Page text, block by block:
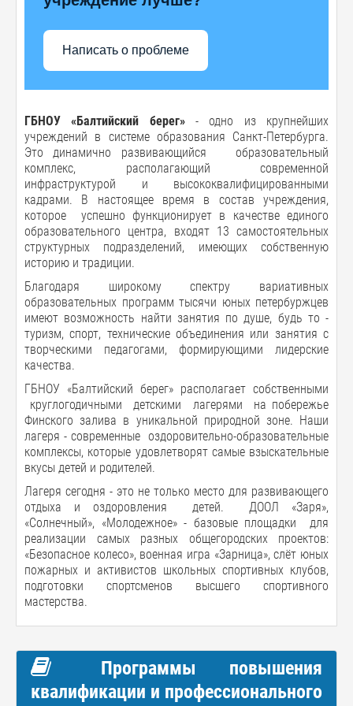
Написать о проблеме
ГБНОУ «Балтийский берег»- одно из крупнейших
учреждений в системе образования Санкт-Петербурга.
Это динамично развивающийся образовательный
комплекс, располагающий современной
инфраструктурой и высококвалифицированными
кадрами. В настоящее время в состав учреждения,
которое успешно функционирует в качестве единого
образовательного центра, входят 13 самостоятельных
структурных подразделений, имеющих собственную
историю и традиции.
Благодаря широкому спектру вариативных
образовательных программ тысячи юных петербуржцев
имеют возможность найти занятия по душе, будь то -
туризм, спорт, технические объединения или занятия с
творческими педагогами, формирующими лидерские
качества.
ГБНОУ «Балтийский берег» располагает собственными
круглогодичными детскими лагерями на побережье
Финского залива в уникальной природной зоне. Наши
лагеря - современные оздоровительно-образовательные
комплексы, которые удовлетворят самые взыскательные
вкусы детей и родителей.
Лагеря сегодня - это не только место для развивающего
отдыха и оздоровления детей. ДООЛ «Заря»,
«Солнечный», «Молодежное» - базовые площадки для
реализации самых разных общегородских проектов:
«Безопасное колесо», военная игра «Зарница», слёт юных
пожарных и активистов школьных спортивных клубов,
подготовки спортсменов высшего спортивного
мастерства.
Программы повышения
квалификации и профессионального